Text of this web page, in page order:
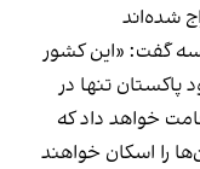
شده‌اند
گفت: «این کشور
پاکستان تنها در
خواهد داد که
را اسکان خواهند